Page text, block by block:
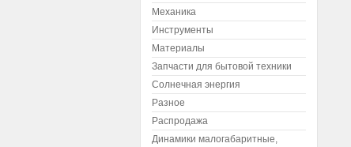
Механика
Инструменты
Материалы
Запчасти для бытовой техники
Солнечная энергия
Разное
Распродажа
Динамики малогабаритные,